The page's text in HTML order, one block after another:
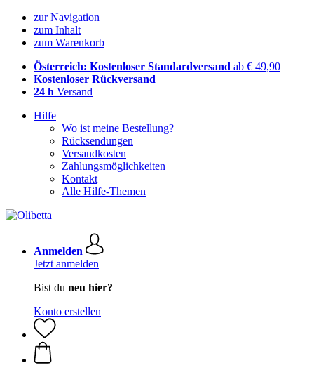
zur Navigation
zum Inhalt
zum Warenkorb
Österreich: Kostenloser Standardversand ab € 49,90
Kostenloser Rückversand
24 h Versand
Hilfe
Wo ist meine Bestellung?
Rücksendungen
Versandkosten
Zahlungsmöglichkeiten
Kontakt
Alle Hilfe-Themen
Anmelden
Jetzt anmelden
Bist du neu hier?
Konto erstellen